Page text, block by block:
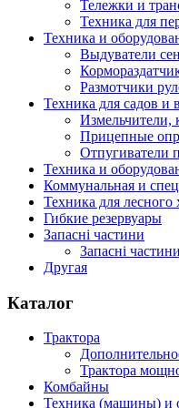
Тележки и
Техника для
Техника и
Выдуватели
Размотчики
Техника для садов и
Измельчители,
Прицепные
Отпугиватели
Техника и
Коммунальная и
Техника для лесного
Гибкие резервуары
Запасні частини
Запасні
Другая
Каталог
Трактора
Трактора
Комбайны
Техника (машины) и